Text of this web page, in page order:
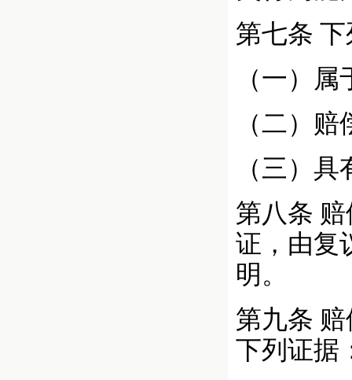
第七条 下
（一）
（二）
（三）
第八条
证，由复
明。
第九条
下列证据